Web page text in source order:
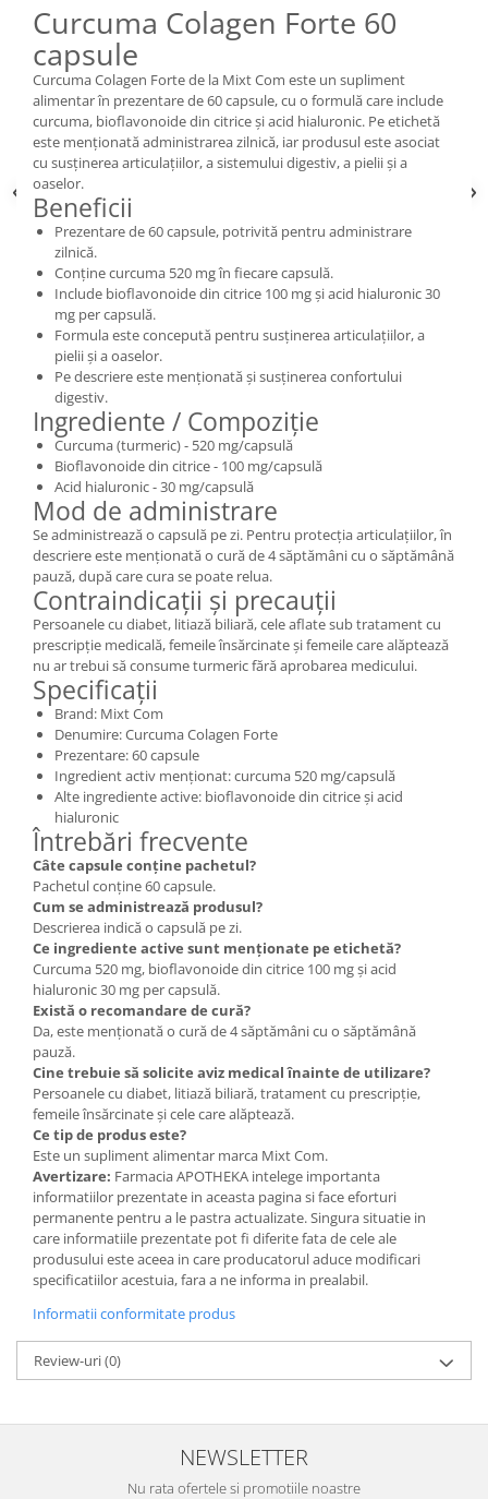
Curcuma Colagen Forte 60
capsule
Curcuma Colagen Forte de la Mixt Com este un supliment
alimentar în prezentare de 60 capsule, cu o formulă care include
curcuma, bioflavonoide din citrice și acid hialuronic. Pe etichetă
este menționată administrarea zilnică, iar produsul este asociat
cu susținerea articulațiilor, a sistemului digestiv, a pielii și a
oaselor.
Beneficii
Prezentare de 60 capsule, potrivită pentru administrare
zilnică.
Conține curcuma 520 mg în fiecare capsulă.
Include bioflavonoide din citrice 100 mg și acid hialuronic 30
mg per capsulă.
Formula este concepută pentru susținerea articulațiilor, a
pielii și a oaselor.
Pe descriere este menționată și susținerea confortului
digestiv.
Ingrediente / Compoziție
Curcuma (turmeric) - 520 mg/capsulă
Bioflavonoide din citrice - 100 mg/capsulă
Acid hialuronic - 30 mg/capsulă
Mod de administrare
Se administrează o capsulă pe zi. Pentru protecția articulațiilor, în
descriere este menționată o cură de 4 săptămâni cu o săptămână
pauză, după care cura se poate relua.
Contraindicații și precauții
Persoanele cu diabet, litiază biliară, cele aflate sub tratament cu
prescripție medicală, femeile însărcinate și femeile care alăptează
nu ar trebui să consume turmeric fără aprobarea medicului.
Specificații
Brand: Mixt Com
Denumire: Curcuma Colagen Forte
Prezentare: 60 capsule
Ingredient activ menționat: curcuma 520 mg/capsulă
Alte ingrediente active: bioflavonoide din citrice și acid
hialuronic
Întrebări frecvente
Câte capsule conține pachetul?
Pachetul conține 60 capsule.
Cum se administrează produsul?
Descrierea indică o capsulă pe zi.
Ce ingrediente active sunt menționate pe etichetă?
Curcuma 520 mg, bioflavonoide din citrice 100 mg și acid
hialuronic 30 mg per capsulă.
Există o recomandare de cură?
Da, este menționată o cură de 4 săptămâni cu o săptămână
pauză.
Cine trebuie să solicite aviz medical înainte de utilizare?
Persoanele cu diabet, litiază biliară, tratament cu prescripție,
femeile însărcinate și cele care alăptează.
Ce tip de produs este?
Este un supliment alimentar marca Mixt Com.
Avertizare: Farmacia APOTHEKA intelege importanta
informatiilor prezentate in aceasta pagina si face eforturi
permanente pentru a le pastra actualizate. Singura situatie in
care informatiile prezentate pot fi diferite fata de cele ale
produsului este aceea in care producatorul aduce modificari
specificatiilor acestuia, fara a ne informa in prealabil.
Informatii conformitate produs
Review-uri(0)
NEWSLETTER
Nu rata ofertele si promotiile noastre